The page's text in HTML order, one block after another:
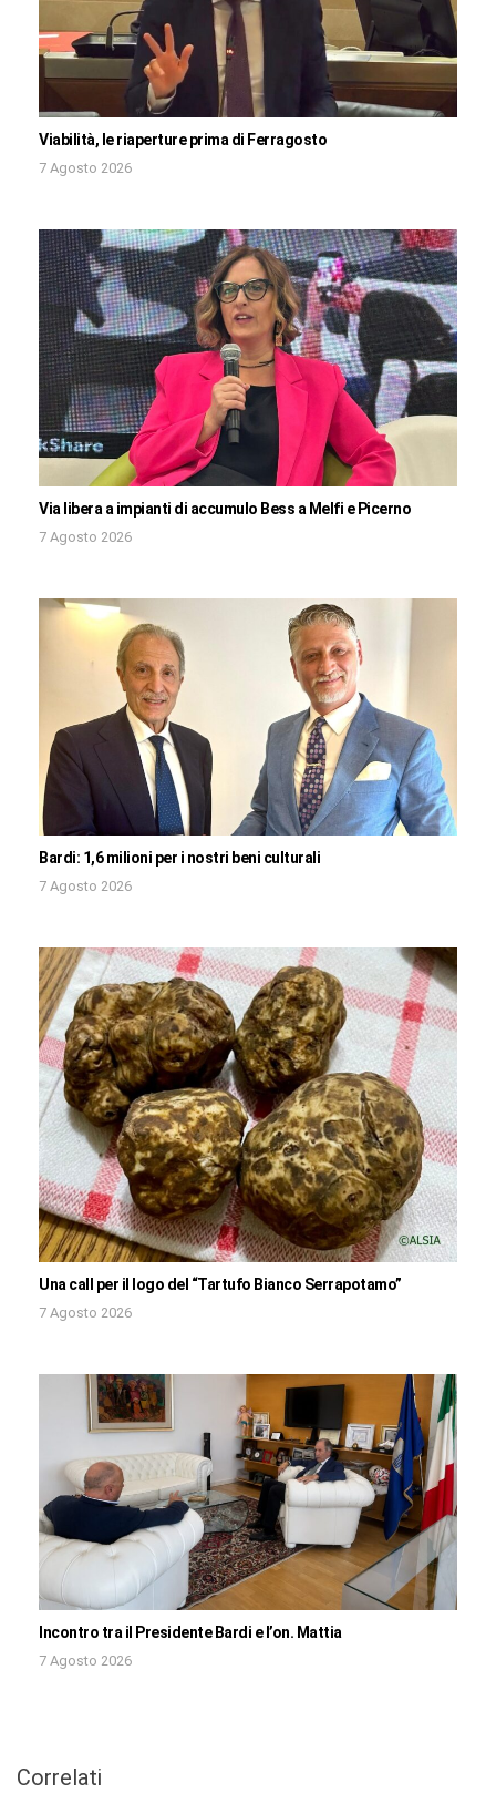
Viabilità, le riaperture prima di Ferragosto
7 Agosto 2026
Via libera a impianti di accumulo Bess a Melfi e Picerno
7 Agosto 2026
Bardi: 1,6 milioni per i nostri beni culturali
7 Agosto 2026
Una call per il logo del “Tartufo Bianco Serrapotamo”
7 Agosto 2026
Incontro tra il Presidente Bardi e l’on. Mattia
7 Agosto 2026
Correlati